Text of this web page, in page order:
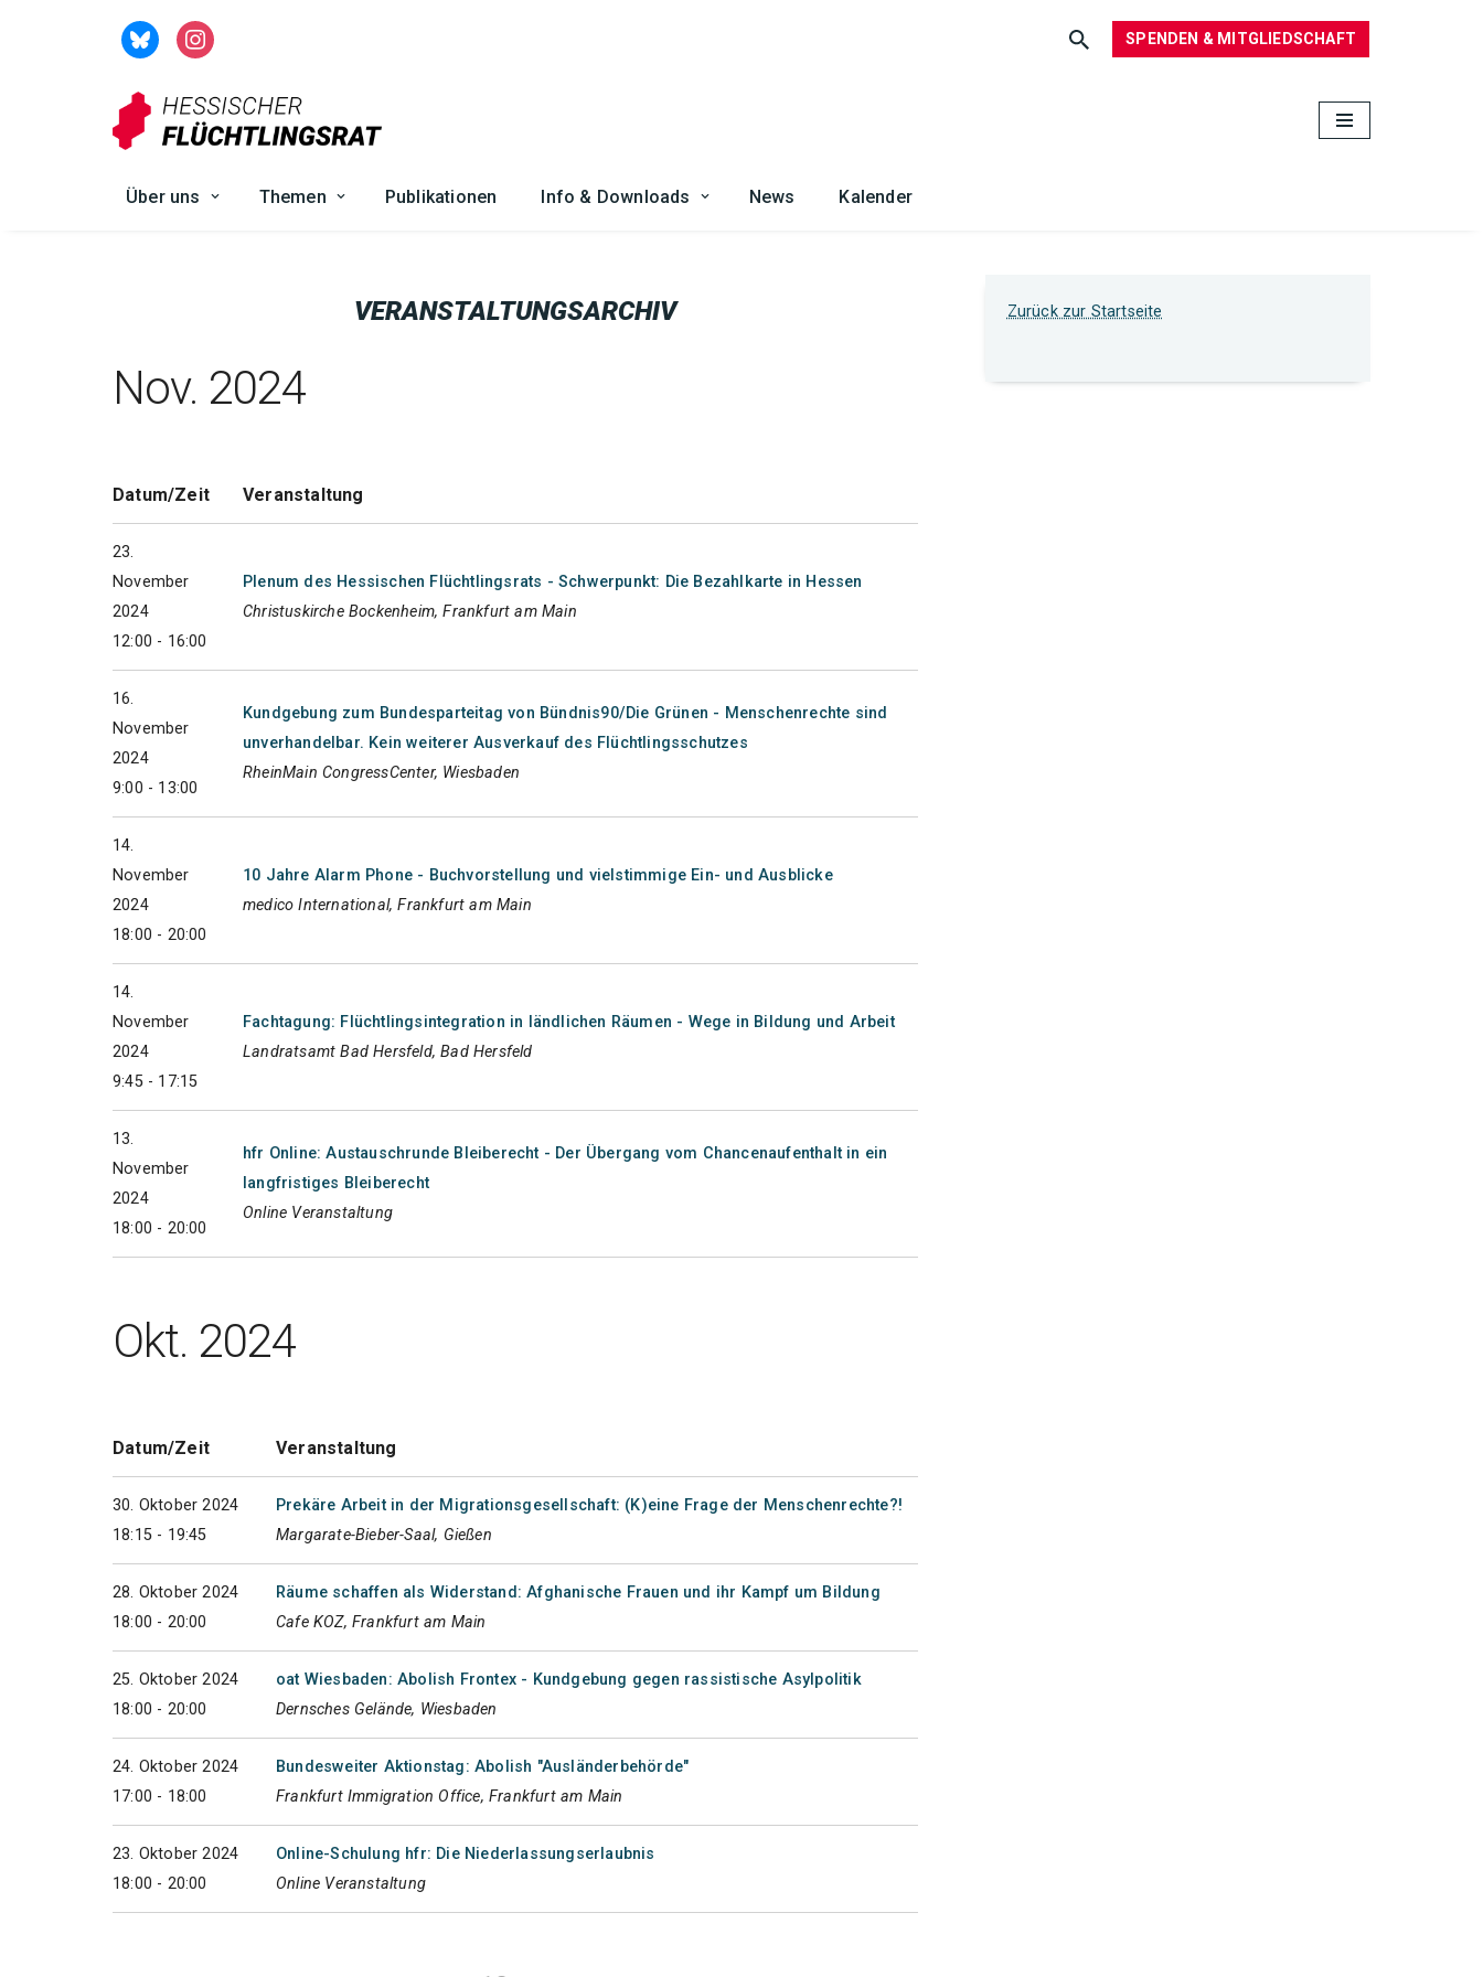
SPENDEN & MITGLIEDSCHAFT
Über uns Themen Publikationen Info & Downloads News Kalender
VERANSTALTUNGSARCHIV
Nov. 2024
Datum/Zeit Veranstaltung
23.
November
2024
12:00 - 16:00
Plenum des Hessischen Flüchtlingsrats - Schwerpunkt: Die Bezahlkarte in Hessen
Christuskirche Bockenheim, Frankfurt am Main
16.
November
2024
9:00 - 13:00
Kundgebung zum Bundesparteitag von Bündnis90/Die Grünen - Menschenrechte sind
unverhandelbar. Kein weiterer Ausverkauf des Flüchtlingsschutzes
RheinMain CongressCenter, Wiesbaden
14.
November
2024
18:00 - 20:00
10 Jahre Alarm Phone - Buchvorstellung und vielstimmige Ein- und Ausblicke
medico International, Frankfurt am Main
14.
November
2024
9:45 - 17:15
Fachtagung: Flüchtlingsintegration in ländlichen Räumen - Wege in Bildung und Arbeit
Landratsamt Bad Hersfeld, Bad Hersfeld
13.
November
2024
18:00 - 20:00
hfr Online: Austauschrunde Bleiberecht - Der Übergang vom Chancenaufenthalt in ein
langfristiges Bleiberecht
Online Veranstaltung
Okt. 2024
Datum/Zeit Veranstaltung
30. Oktober 2024
18:15 - 19:45
Prekäre Arbeit in der Migrationsgesellschaft: (K)eine Frage der Menschenrechte?!
Margarate-Bieber-Saal, Gießen
28. Oktober 2024
18:00 - 20:00
Räume schaffen als Widerstand: Afghanische Frauen und ihr Kampf um Bildung
Cafe KOZ, Frankfurt am Main
25. Oktober 2024
18:00 - 20:00
oat Wiesbaden: Abolish Frontex - Kundgebung gegen rassistische Asylpolitik
Dernsches Gelände, Wiesbaden
24. Oktober 2024
17:00 - 18:00
Bundesweiter Aktionstag: Abolish "Ausländerbehörde"
Frankfurt Immigration Office, Frankfurt am Main
23. Oktober 2024
18:00 - 20:00
Online-Schulung hfr: Die Niederlassungserlaubnis
Online Veranstaltung
Zurück zur Startseite